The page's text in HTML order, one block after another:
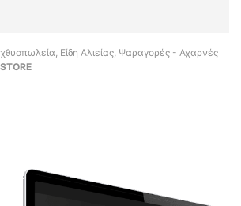
Είδη Αλιείας, Ψαραγορές - Αχαρνές